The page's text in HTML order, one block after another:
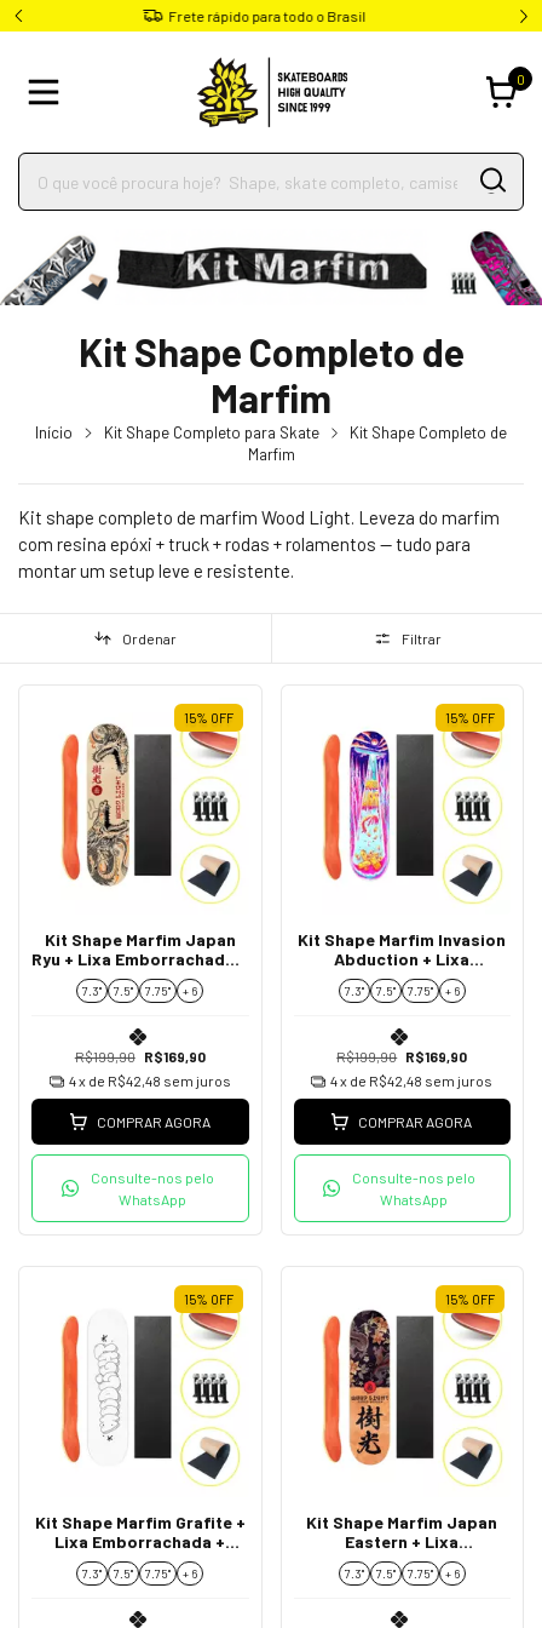
Parcele em até 4x sem juros
0
Kit Shape Completo de
Marfim
Início Kit Shape Completo para Skate
Kit Shape Completo de
Marfim
Kit shape completo de marfim Wood Light. Leveza do marfim
com resina epóxi + truck + rodas + rolamentos — tudo para
montar um setup leve e resistente.
Ordenar Filtrar
15% OFF
Kit Shape Marfim Japan
Ryu + Lixa Emborrachada +
Parafusos de Base
7.3" 7.5" 7.75'' + 6
R$199,90 R$169,90
4x de R$42,48 sem juros
COMPRAR AGORA
Consulte-nos pelo
WhatsApp
15% OFF
Kit Shape Marfim Invasion
Abduction + Lixa
Emborrachada +
Parafusos de Base
7.3" 7.5" 7.75'' + 6
R$199,90 R$169,90
4x de R$42,48 sem juros
COMPRAR AGORA
Consulte-nos pelo
WhatsApp
15% OFF
Kit Shape Marfim Grafite +
Lixa Emborrachada +
Parafusos de Base
7.3" 7.5" 7.75'' + 6
15% OFF
Kit Shape Marfim Japan
Eastern + Lixa
Emborrachada +
Parafusos de Base
7.3" 7.5" 7.75'' + 6